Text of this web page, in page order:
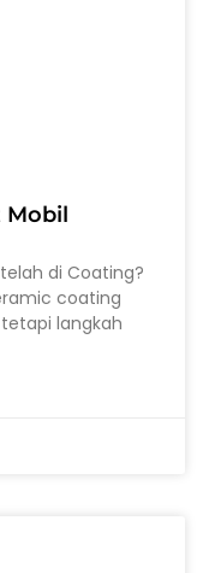
Mobil
di Coating?
coating
langkah